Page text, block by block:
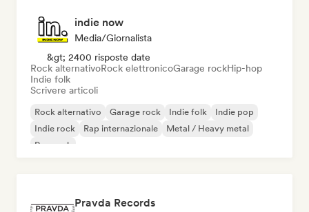
indie now
Media/Giornalista
&gt; 2400 risposte date
Rock alternativoRock elettronicoGarage rockHip-hop
Indie folk
Scrivere articoli
Rock alternativo Garage rock Indie folk
Indie pop
Indie rock
Rap internazionale
Metal / Heavy metal
Pop rock
Pravda Records